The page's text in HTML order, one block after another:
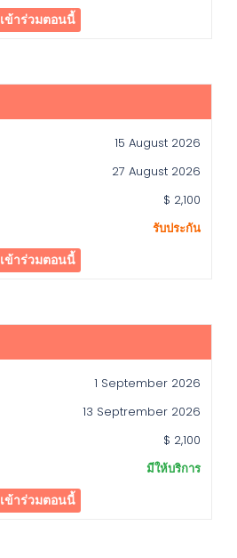
เข้าร่วมตอนนี้
15 August 2026
27 August 2026
$ 2,100
รับประกัน
เข้าร่วมตอนนี้
1 September 2026
13 Septrember 2026
$ 2,100
มีให้บริการ
เข้าร่วมตอนนี้